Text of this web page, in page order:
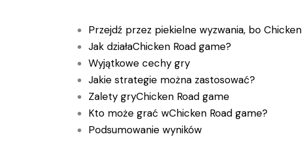
Przejdź przez piekielne wyzwania, bo
Jak działaChicken Road game?
Wyjątkowe cechy gry
Jakie strategie można zastosować?
Zalety gryChicken Road game
Kto może grać wChicken Road game?
Podsumowanie wyników